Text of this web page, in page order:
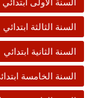
السنة الأولى ابتدائي
السنة الثالثة ابتدائي
السنة الثانية ابتدائي
السنة الخامسة